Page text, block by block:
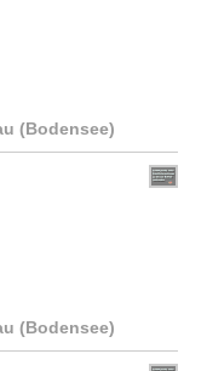
(Bodensee)
(Bodensee)